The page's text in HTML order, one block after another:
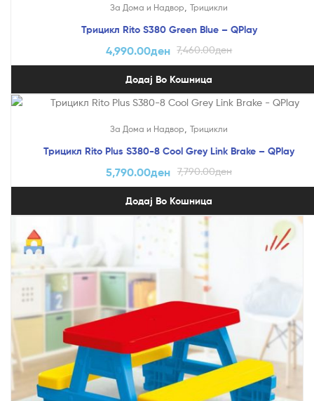
За Дома и Надвор Трицикли
Трицикл Rito S380 Green Blue – QPlay
7,460.00ден
4,990.00ден
Додај Во Кошница
За Дома и Надвор Трицикли
Трицикл Rito Plus S380-8 Cool Grey Link Brake – QPlay
7,790.00ден
5,790.00ден
Додај Во Кошница